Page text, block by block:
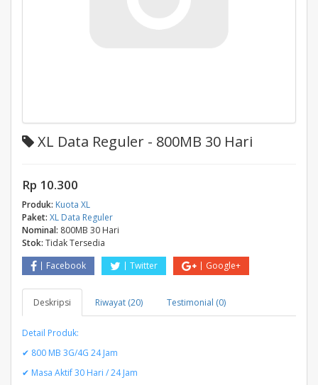
XL Data Reguler - 800MB 30 Hari
Rp 10.300
Produk: Kuota XL
Paket: XL Data Reguler
Nominal: 800MB 30 Hari
Stok: Tidak Tersedia
Facebook
Twitter Google+
Deskripsi Riwayat (20) Testimonial (0)
Detail Produk:
✔ 800 MB 3G/4G 24 Jam
✔ Masa Aktif 30 Hari / 24 Jam